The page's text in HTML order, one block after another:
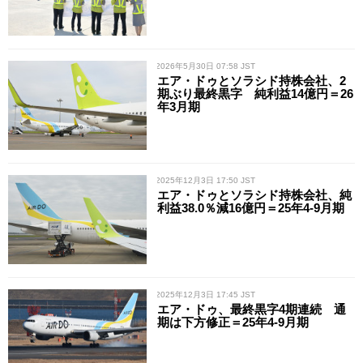
/ 2026年5月30日 07:58 JST
エア・ドゥとソラシド持株会社、2
期ぶり最終黒字 純利益14億円＝26
年3月期
/ 2025年12月3日 17:50 JST
エア・ドゥとソラシド持株会社、純
利益38.0％減16億円＝25年4-9月期
/ 2025年12月3日 17:45 JST
エア・ドゥ、最終黒字4期連続 通
期は下方修正＝25年4-9月期